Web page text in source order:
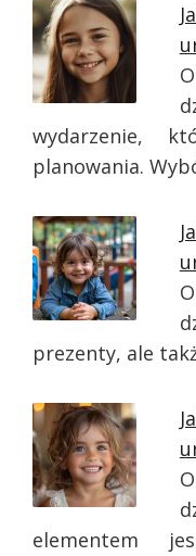
wydarzenie,
planowania.
prezenty, ale
elementem